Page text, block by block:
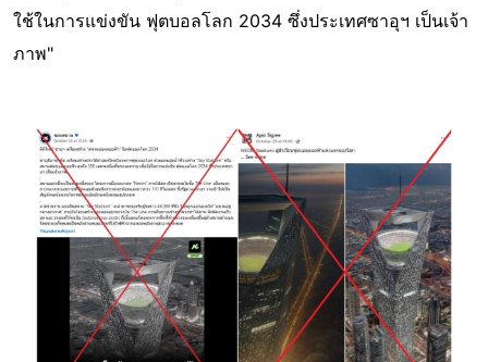
ใช้ในการแข่งขัน ฟุตบอลโลก 2034 ซึ่งประเทศซาอุฯ เป็นเจ้า
ภาพ"
Image